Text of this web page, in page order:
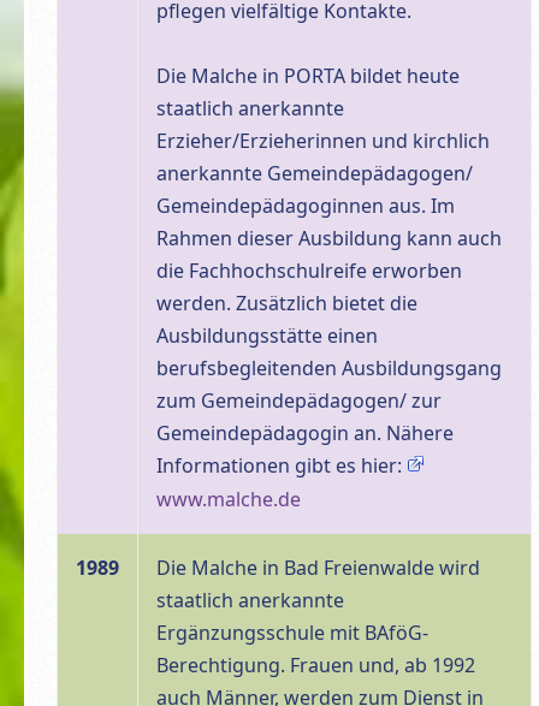
pflegen vielfältige Kontakte.
Die Malche in PORTA bildet heute
staatlich anerkannte
Erzieher/Erzieherinnen und kirchlich
anerkannte Gemeindepädagogen/
Gemeindepädagoginnen aus. Im
Rahmen dieser Ausbildung kann auch
die Fachhochschulreife erworben
werden. Zusätzlich bietet die
Ausbildungsstätte einen
berufsbegleitenden Ausbildungsgang
zum Gemeindepädagogen/ zur
Gemeindepädagogin an. Nähere
Informationen gibt es hier:
www.malche.de
1989
Die Malche in Bad Freienwalde wird
staatlich anerkannte
Ergänzungsschule mit BAföG-
Berechtigung. Frauen und, ab 1992
auch Männer, werden zum Dienst in